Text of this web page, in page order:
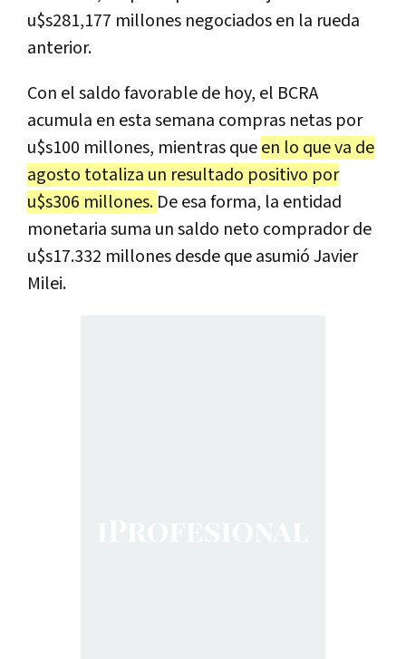
u$s281,177 millones negociados en la rueda
anterior.
Con el saldo favorable de hoy, el BCRA
acumula en esta semana compras netas por
u$s100 millones, mientras queen lo que va de
agosto totaliza un resultado positivo por
u$s306 millones. De esa forma, la entidad
monetaria suma un saldo neto comprador de
u$s17.332 millones desde que asumió Javier
Milei.